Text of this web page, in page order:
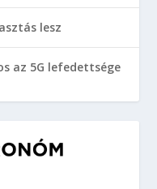
lesz
az 5G lefedettsége